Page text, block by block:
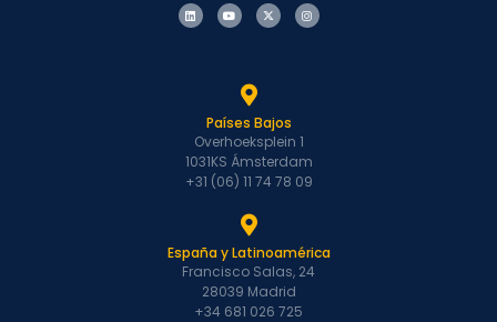
Países Bajos
Overhoeksplein 1
1031KS Ámsterdam
+31 (06) 11 74 78 09
España y Latinoamérica
Francisco Salas, 24
28039 Madrid
+34 681 026 725